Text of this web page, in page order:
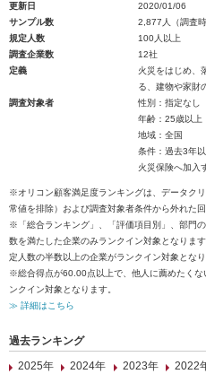
更新日
2020/01/06
サンプル数
2,877人（調査
規定人数
100人以上
調査企業数
12社
定義
火災をはじめ、
る、建物や家財
調査対象者
性別：指定なし
年齢：25歳以上
地域：全国
条件：過去3年
火災保険へ加入
※オリコン顧客満足度ランキングは、データク
常値を排除）および調査対象者条件から外れた
※「総合ランキング」、「評価項目別」、部門
数を満たした企業のみランクイン対象となりま
定人数の半数以上の企業がランクイン対象となり
※総合得点が60.00点以上で、他人に薦めたく
ンクイン対象となります。
≫ 詳細はこちら
過去ランキング
2025年
2024年 2023年 2022